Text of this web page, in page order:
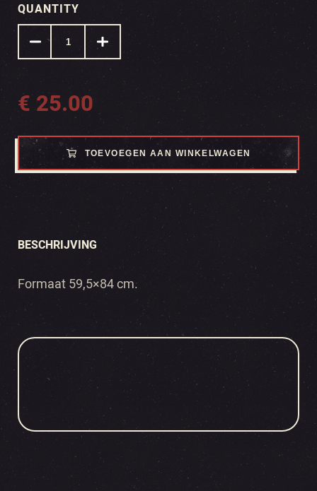
QUANTITY
€ 25.00
TOEVOEGEN AAN WINKELWAGEN
BESCHRIJVING
Formaat 59,5×84 cm.